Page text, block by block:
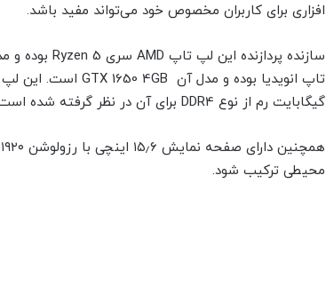
افزاری برای کاربران مخصوص خود می‌تواند مفید باشد.
گیگابایت رم از نوع DDR4 برای آن در نظر گرفته شده است. حافظه داخلی آن ۵۱۲/۱۰۰۰ گیگابایت از نوع SSD است.
محیطی ترکیب شود.